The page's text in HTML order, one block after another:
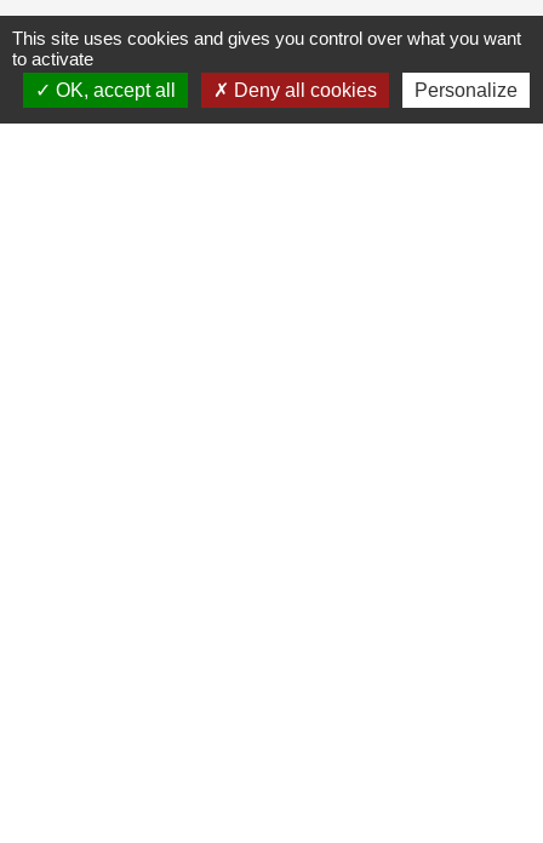
👶🌼 NOUVEAU À
CHOLET :
Ouverture du
Lieu d’Accueil
This site uses cookies and gives you control over what you want
to activate
OK, accept all
Deny all cookies Personalize